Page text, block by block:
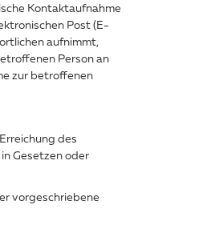
Kontaktaufnahme
Post (E-
aufnimmt,
Person an
zur betroffenen
des
Gesetzen oder
vorgeschriebene